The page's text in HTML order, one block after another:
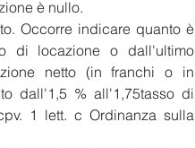
è nullo.
Occorre indicare quanto è
di locazione o dall'ultimo
netto (in franchi o in
dall'1,5 % all'1,75tasso di
1 lett. c Ordinanza sulla